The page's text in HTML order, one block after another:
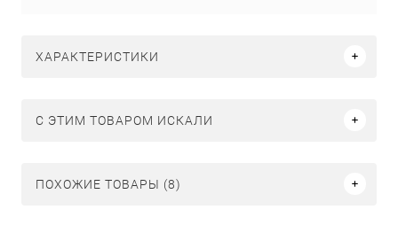
ХАРАКТЕРИСТИКИ
C ЭТИМ ТОВАРОМ ИСКАЛИ
ПОХОЖИЕ ТОВАРЫ (8)